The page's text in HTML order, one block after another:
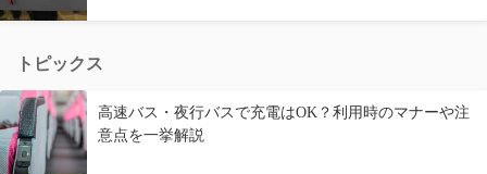
トピックス
高速バス・夜行バスで充電はOK？利用時のマナーや注
意点を一挙解説